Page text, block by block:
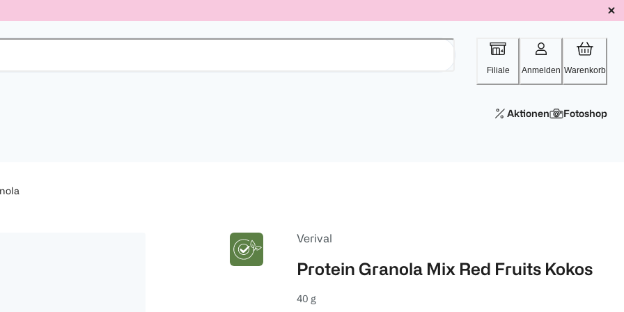
Filiale Anmelden Warenkorb
Aktionen Fotoshop
Verival
Protein Granola Mix Red Fruits Kokos
40 g